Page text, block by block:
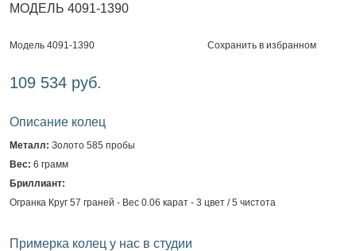
МОДЕЛЬ 4091-1390
Модель 4091-1390 Сохранить в избранном
109 534 руб.
Описание колец
Металл: Золото 585 пробы
Вес: 6 грамм
Бриллиант:
Огранка Круг 57 граней - Вес 0.06 карат - 3 цвет / 5 чистота
Примерка колец у нас в студии